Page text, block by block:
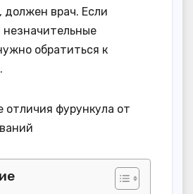
должен врач. Если
обратиться к